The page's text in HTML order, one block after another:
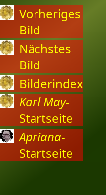
Vorheriges
Bild
Nächstes
Bild
Bilderindex
Karl May-
Startseite
Apriana-
Startseite